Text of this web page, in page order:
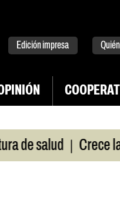
Edición impresa
salud | Crece la